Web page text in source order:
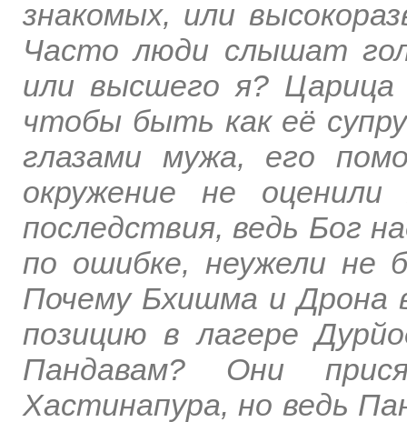
знакомых, или
Часто люди слышат
или высшего я? Царица
чтобы быть как её
глазами мужа, его
окружение не
последствия, ведь Бог
по ошибке, неужели не
Почему Бхишма и Дрона
позицию в лагере
Пандавам? Они
Хастинапура, но ведь